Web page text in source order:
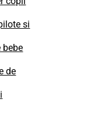
si
bebe
de